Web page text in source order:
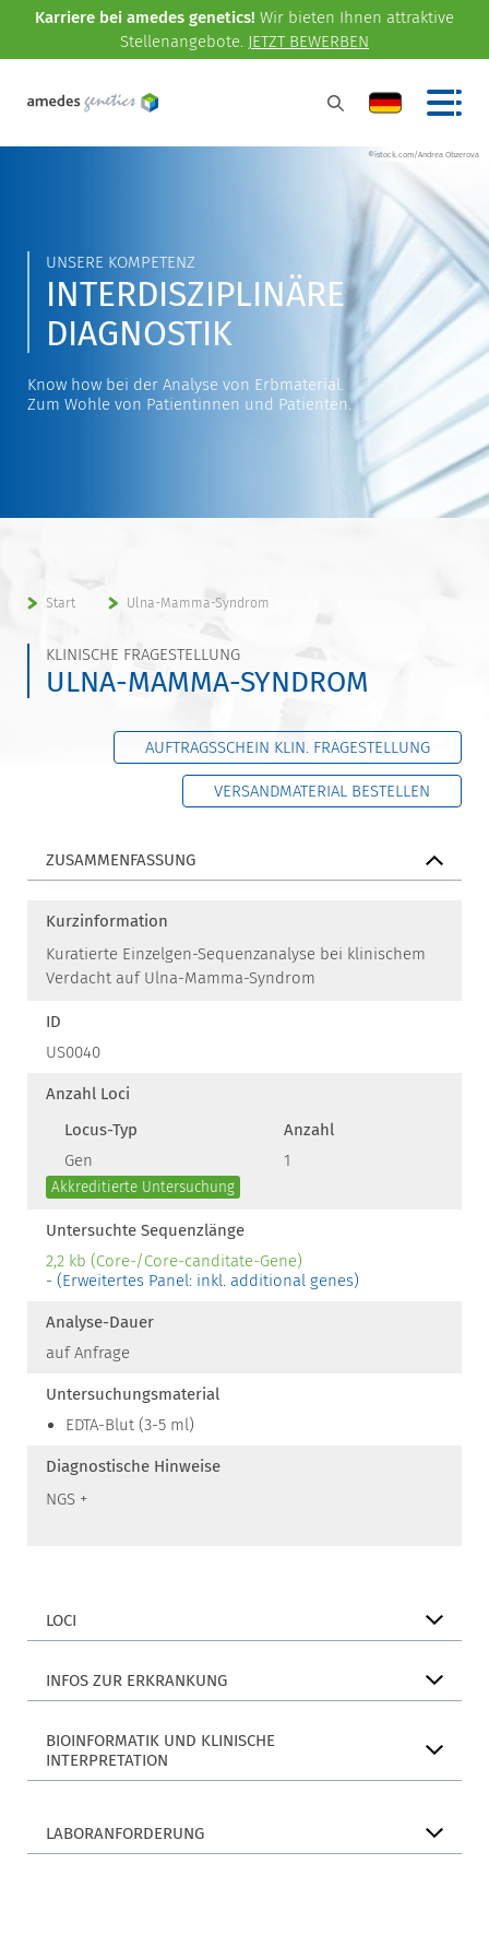
Karriere bei amedes genetics! Wir bieten Ihnen attraktive
Stellenangebote. JETZT BEWERBEN
©istock.com/Andrea Obzerova
UNSERE KOMPETENZ
INTERDISZIPLINÄRE
DIAGNOSTIK
Know how bei der Analyse von Erbmaterial.
Zum Wohle von Patientinnen und Patienten.
Start Ulna-Mamma-Syndrom
KLINISCHE FRAGESTELLUNG
ULNA-MAMMA-SYNDROM
AUFTRAGSSCHEIN KLIN. FRAGESTELLUNG
VERSANDMATERIAL BESTELLEN
ZUSAMMENFASSUNG
Kurzinformation
Kuratierte Einzelgen-Sequenzanalyse bei klinischem
Verdacht auf Ulna-Mamma-Syndrom
ID
US0040
Anzahl Loci
Locus-Typ
Anzahl
Gen
1
Akkreditierte Untersuchung
Untersuchte Sequenzlänge
2,2 kb (Core-/Core-canditate-Gene)
- (Erweitertes Panel: inkl. additional genes)
Analyse-Dauer
auf Anfrage
Untersuchungsmaterial
EDTA-Blut (3-5 ml)
Diagnostische Hinweise
NGS +
LOCI
INFOS ZUR ERKRANKUNG
BIOINFORMATIK UND KLINISCHE
INTERPRETATION
LABORANFORDERUNG